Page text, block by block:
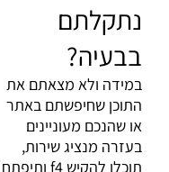
נתקלתם
בבעיה?
במידה ולא מצאתם את
התוכן שחיפשתם באתר
או שהנכם מעוניינים
בעזרה מנציג שירות,
תוכלו להקיש f4 ותיפתח